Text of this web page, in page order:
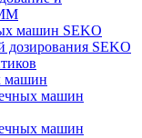
машин SEKO
дозирования SEKO
машин
машин
машин